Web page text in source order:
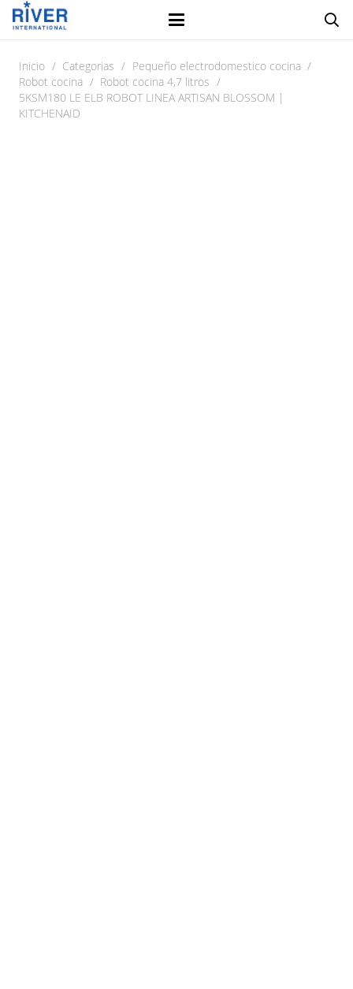
Inicio / Categorias / Pequeño electrodomestico cocina /
Robot cocina / Robot cocina 4,7 litros /
5KSM180 LE ELB ROBOT LINEA ARTISAN BLOSSOM |
KITCHENAID